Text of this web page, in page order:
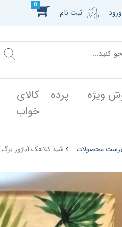
ورود ثبت نام
0
ویژه
پرده
کالای
خواب
محصولات شید کلاهک آباژور برگ HAWAII